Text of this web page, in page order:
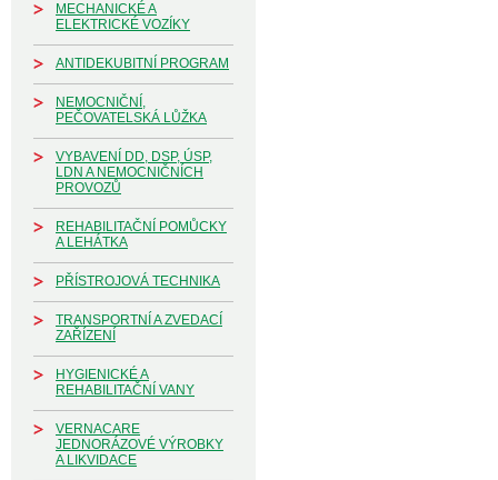
MECHANICKÉ A
ELEKTRICKÉ VOZÍKY
ANTIDEKUBITNÍ PROGRAM
NEMOCNIČNÍ,
PEČOVATELSKÁ LŮŽKA
VYBAVENÍ DD, DSP, ÚSP,
LDN A NEMOCNIČNÍCH
PROVOZŮ
REHABILITAČNÍ POMŮCKY
A LEHÁTKA
PŘÍSTROJOVÁ TECHNIKA
TRANSPORTNÍ A ZVEDACÍ
ZAŘÍZENÍ
HYGIENICKÉ A
REHABILITAČNÍ VANY
VERNACARE
JEDNORÁZOVÉ VÝROBKY
A LIKVIDACE